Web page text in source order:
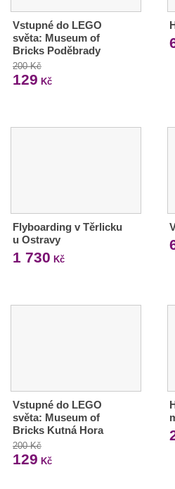
Vstupné do LEGO
světa: Museum of
Bricks Poděbrady
200 Kč
129 Kč
Flyboarding v Těrlicku
u Ostravy
1 730 Kč
Vstupné do LEGO
světa: Museum of
Bricks Kutná Hora
200 Kč
129 Kč